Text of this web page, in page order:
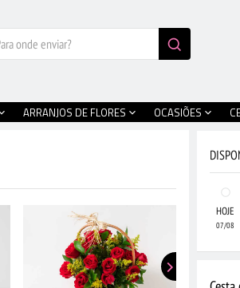
ARRANJOS DE FLORES OCASIÕES
HOJE
07/08